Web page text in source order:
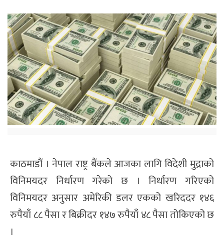
काठमाडौं । नेपाल राष्ट्र बैंकले आजका लागि विदेशी मुद्राको
विनिमयदर निर्धारण गरेको छ । निर्धारण गरिएको
विनिमयदर अनुसार अमेरिकी डलर एकको खरिददर १४६
रुपैयाँ ८८ पैसा र बिक्रीदर १४७ रुपैयाँ ४८ पैसा तोकिएको छ
।